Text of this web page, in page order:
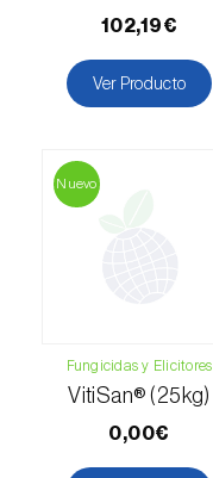
102,19€
Ver Producto
Nuevo
Fungicidas y Elicitores
VitiSan® (25kg)
0,00€